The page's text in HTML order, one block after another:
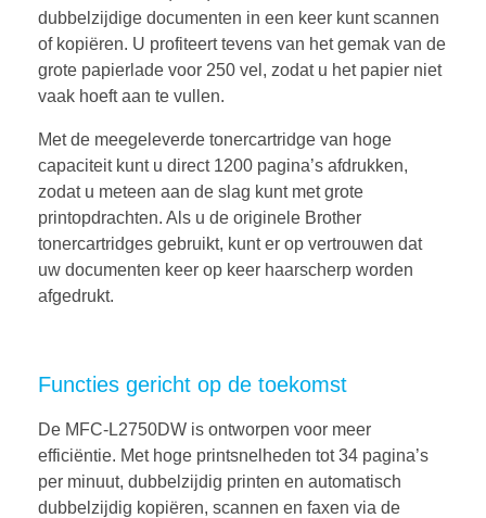
dubbelzijdige documenten in een keer kunt scannen
of kopiëren. U profiteert tevens van het gemak van de
grote papierlade voor 250 vel, zodat u het papier niet
vaak hoeft aan te vullen.
Met de meegeleverde tonercartridge van hoge
capaciteit kunt u direct 1200 pagina’s afdrukken,
zodat u meteen aan de slag kunt met grote
printopdrachten. Als u de originele Brother
tonercartridges gebruikt, kunt er op vertrouwen dat
uw documenten keer op keer haarscherp worden
afgedrukt.
Functies gericht op de toekomst
De MFC-L2750DW is ontworpen voor meer
efficiëntie. Met hoge printsnelheden tot 34 pagina’s
per minuut, dubbelzijdig printen en automatisch
dubbelzijdig kopiëren, scannen en faxen via de